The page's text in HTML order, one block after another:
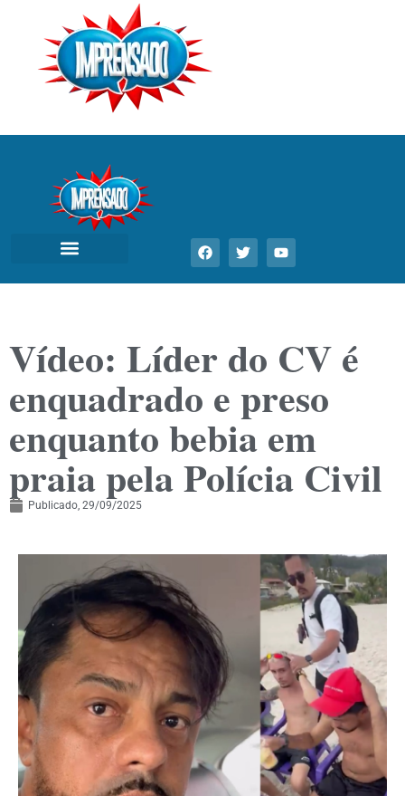
Vídeo: Líder do CV é
enquadrado e preso
enquanto bebia em
praia pela Polícia Civil
Publicado, 29/09/2025